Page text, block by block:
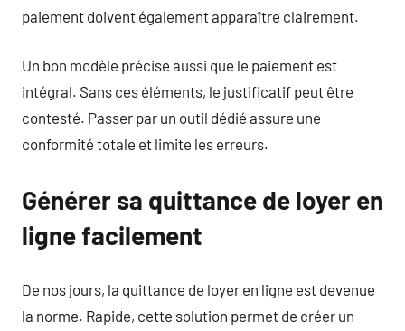
paiement doivent également apparaître clairement.
Un bon modèle précise aussi que le paiement est
intégral. Sans ces éléments, le justificatif peut être
contesté. Passer par un outil dédié assure une
conformité totale et limite les erreurs.
Générer sa quittance de loyer en
ligne facilement
De nos jours, la quittance de loyer en ligne est devenue
la norme. Rapide, cette solution permet de créer un